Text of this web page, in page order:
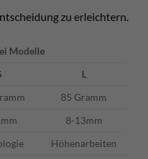
zu erleichtern.
Modelle
L
85 Gramm
8-13mm
Höhenarbeiten